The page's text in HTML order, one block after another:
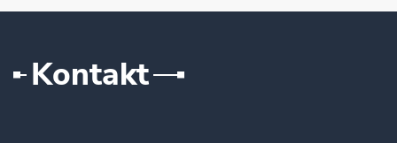
Kontakt